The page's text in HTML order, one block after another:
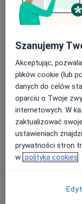
prof. dr hab.
Ginekolog,
216 opinii
Adres Online
Szanujemy
Akceptując,
plików cookie (lub
danych do celów
oparciu o Twoje
internetowych. W
zaktualizować
ustawieniach
prywatności stron
w polityka cookies